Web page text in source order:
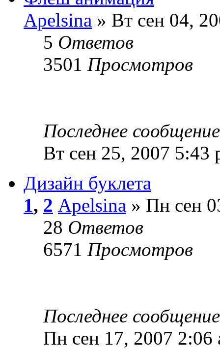
Apelsina » Вт сен 04,
5 Ответов
3501 Просмотров
Последнее
Вт сен 25, 2007 5:43
Дизайн буклета
1, 2 Apelsina » Пн сен
28 Ответов
6571 Просмотров
Последнее
Пн сен 17, 2007 2:06